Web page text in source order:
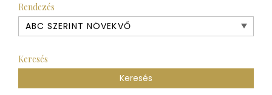
Rendezés
Keresés